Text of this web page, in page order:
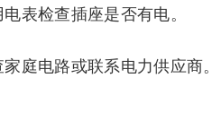
表检查插座是否有电。
庭电路或联系电力供应商。